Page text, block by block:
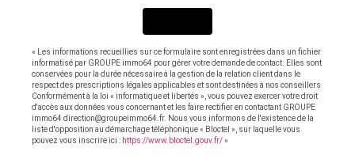
« Les informations recueillies sur ce formulaire sont enregistrées dans un fichier
informatisé par GROUPE immo64 pour gérer votre demande de contact. Elles sont
conservées pour la durée nécessaire à la gestion de la relation client dans le
respect des prescriptions légales applicables et sont destinées à nos conseillers
Conformément à la loi « informatique et libertés », vous pouvez exercer votre droit
d'accès aux données vous concernant et les faire rectifier en contactant GROUPE
immo64 direction@groupeimmo64.fr. Nous vous informons de l'existence de la
liste d'opposition au démarchage téléphonique « Bloctel », sur laquelle vous
pouvez vous inscrire ici : https://www.bloctel.gouv.fr/»